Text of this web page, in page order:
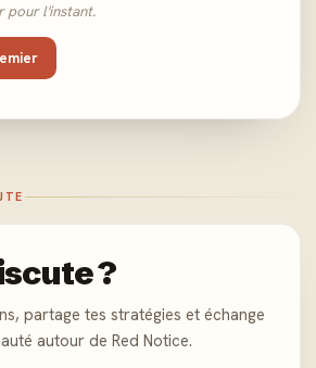
pour l'instant.
?
partage tes stratégies et échange
autour de Red Notice.